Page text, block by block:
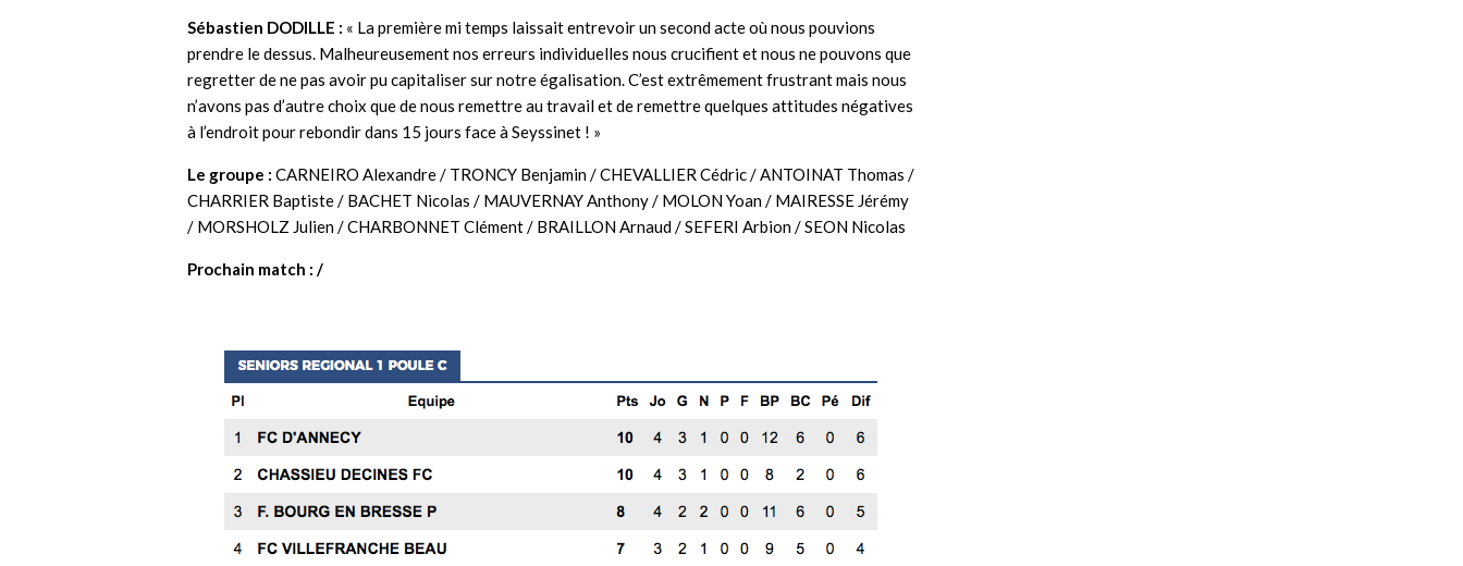
Sébastien DODILLE : « La première mi temps laissait entrevoir un second acte où nous pouvions
prendre le dessus. Malheureusement nos erreurs individuelles nous crucifient et nous ne pouvons que
regretter de ne pas avoir pu capitaliser sur notre égalisation. C’est extrêmement frustrant mais nous
n’avons pas d’autre choix que de nous remettre au travail et de remettre quelques attitudes négatives
à l’endroit pour rebondir dans 15 jours face à Seyssinet ! »
Le groupe : CARNEIRO Alexandre / TRONCY Benjamin / CHEVALLIER Cédric / ANTOINAT Thomas /
CHARRIER Baptiste / BACHET Nicolas / MAUVERNAY Anthony / MOLON Yoan / MAIRESSE Jérémy
/ MORSHOLZ Julien / CHARBONNET Clément / BRAILLON Arnaud / SEFERI Arbion / SEON Nicolas
Prochain match : /